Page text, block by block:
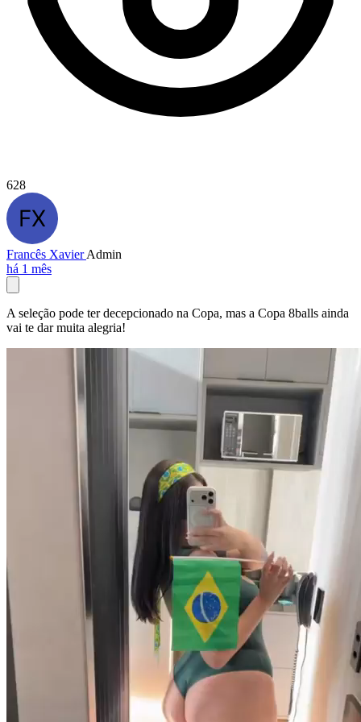
628
Francês XavierAdmin
há 1 mês
A seleção pode ter decepcionado na Copa, mas a Copa 8balls ainda
vai te dar muita alegria!